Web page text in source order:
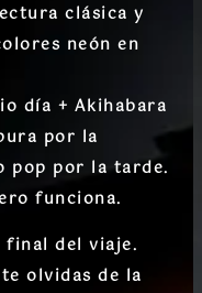
clásica y
neón en
día + Akihabara
por la
pop por la tarde.
funciona.
final del viaje.
olvidas de la